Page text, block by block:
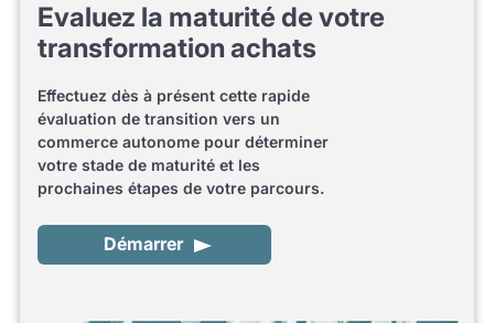
Evaluez la maturité de votre
transformation achats
Effectuez dès à présent cette rapide
évaluation de transition vers un
commerce autonome pour déterminer
votre stade de maturité et les
prochaines étapes de votre parcours.
Démarrer